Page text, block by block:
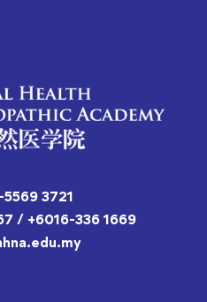
3721
/ +6016-336 1669